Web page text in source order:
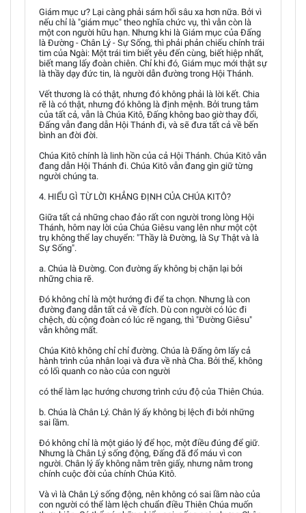
Giám mục ư? Lại càng phải sám hối sâu xa hơn nữa. Bởi vì
nếu chỉ là "giám mục" theo nghĩa chức vụ, thì vẫn còn là
một con người hữu hạn. Nhưng khi là Giám mục của Đấng
là Đường - Chân Lý - Sự Sống, thì phải phản chiếu chính trái
tim của Ngài: Một trái tim biết yêu đến cùng, biết hiệp nhất,
biết mang lấy đoàn chiên. Chỉ khi đó, Giám mục mới thật sự
là thầy dạy đức tin, là người dẫn đường trong Hội Thánh.
Vết thương là có thật, nhưng đó không phải là lời kết. Chia
rẽ là có thật, nhưng đó không là định mệnh. Bởi trung tâm
của tất cả, vẫn là Chúa Kitô, Đấng không bao giờ thay đổi,
Đấng vẫn đang dẫn Hội Thánh đi, và sẽ đưa tất cả về bến
bình an đời đời.
Chúa Kitô chính là linh hồn của cả Hội Thánh. Chúa Kitô vẫn
đang dẫn Hội Thánh đi. Chúa Kitô vẫn đang gìn giữ từng
người chúng ta.
4. HIỂU GÌ TỪ LỜI KHẲNG ĐỊNH CỦA CHÚA KITÔ?
Giữa tất cả những chao đảo rất con người trong lòng Hội
Thánh, hôm nay lời của Chúa Giêsu vang lên như một cột
trụ không thể lay chuyển: "Thầy là Đường, là Sự Thật và là
Sự Sống".
a. Chúa là Đường. Con đường ấy không bị chặn lại bởi
những chia rẽ.
Đó không chỉ là một hướng đi để ta chọn. Nhưng là con
đường đang dẫn tất cả về đích. Dù con người có lúc đi
chệch, dù cộng đoàn có lúc rẽ ngang, thì "Đường Giêsu"
vẫn không mất.
Chúa Kitô không chỉ chỉ đường. Chúa là Đấng ôm lấy cả
hành trình của nhân loại và đưa về nhà Cha. Bởi thế, không
có lối quanh co nào của con người
có thể làm lạc hướng chương trình cứu độ của Thiên Chúa.
b. Chúa là Chân Lý. Chân lý ấy không bị lệch đi bởi những
sai lầm.
Đó không chỉ là một giáo lý để học, một điều đúng để giữ.
Nhưng là Chân Lý sống động, Đấng đã đổ máu vì con
người. Chân lý ấy không nằm trên giấy, nhưng nằm trong
chính cuộc đời của chính Chúa Kitô.
Và vì là Chân Lý sống động, nên không có sai lầm nào của
con người có thể làm lệch chuẩn điều Thiên Chúa muốn